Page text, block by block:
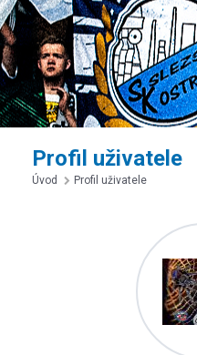
Profil uživatele
Úvod Profil uživatele